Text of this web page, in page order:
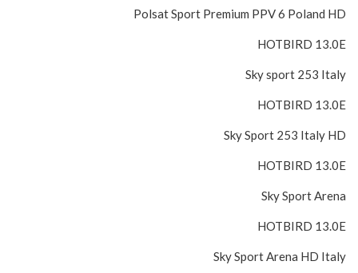
Polsat Sport Premium PPV 6 Poland HD
HOTBIRD 13.0E
Sky sport 253 Italy
HOTBIRD 13.0E
Sky Sport 253 Italy HD
HOTBIRD 13.0E
Sky Sport Arena
HOTBIRD 13.0E
Sky Sport Arena HD Italy